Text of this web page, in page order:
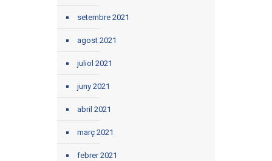
setembre 2021
agost 2021
juliol 2021
juny 2021
abril 2021
març 2021
febrer 2021